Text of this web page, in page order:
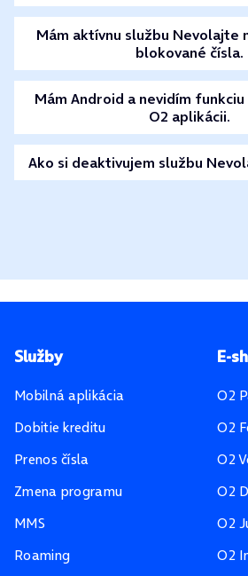
Mám aktívnu službu Nevolajte
blokované čísla.
Mám Android a nevidím
O2 aplikácii.
Ako si deaktivujem službu
Pätička stránky
Služby
Mobilná aplikácia
Dobitie kreditu
Prenos čísla
Zmena programu
MMS
Roaming
E-
O2
O2
O2
O2
O2
O2